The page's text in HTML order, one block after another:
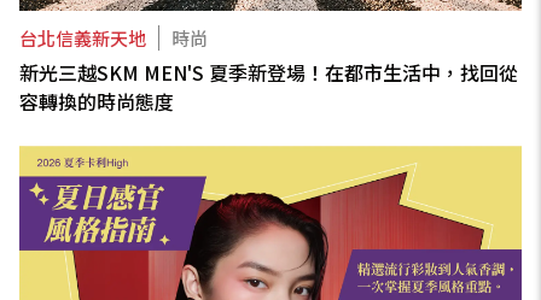
台北信義新天地 時尚
新光三越SKM MEN'S 夏季新登場！在都市生活中，找回從
容轉換的時尚態度